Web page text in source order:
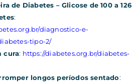
de Diabetes – Glicose de 100 a 126
:
diagnostico-e-
tipo-2/
cura: https://diabetes.org.br/diabetes-
longos períodos sentado: